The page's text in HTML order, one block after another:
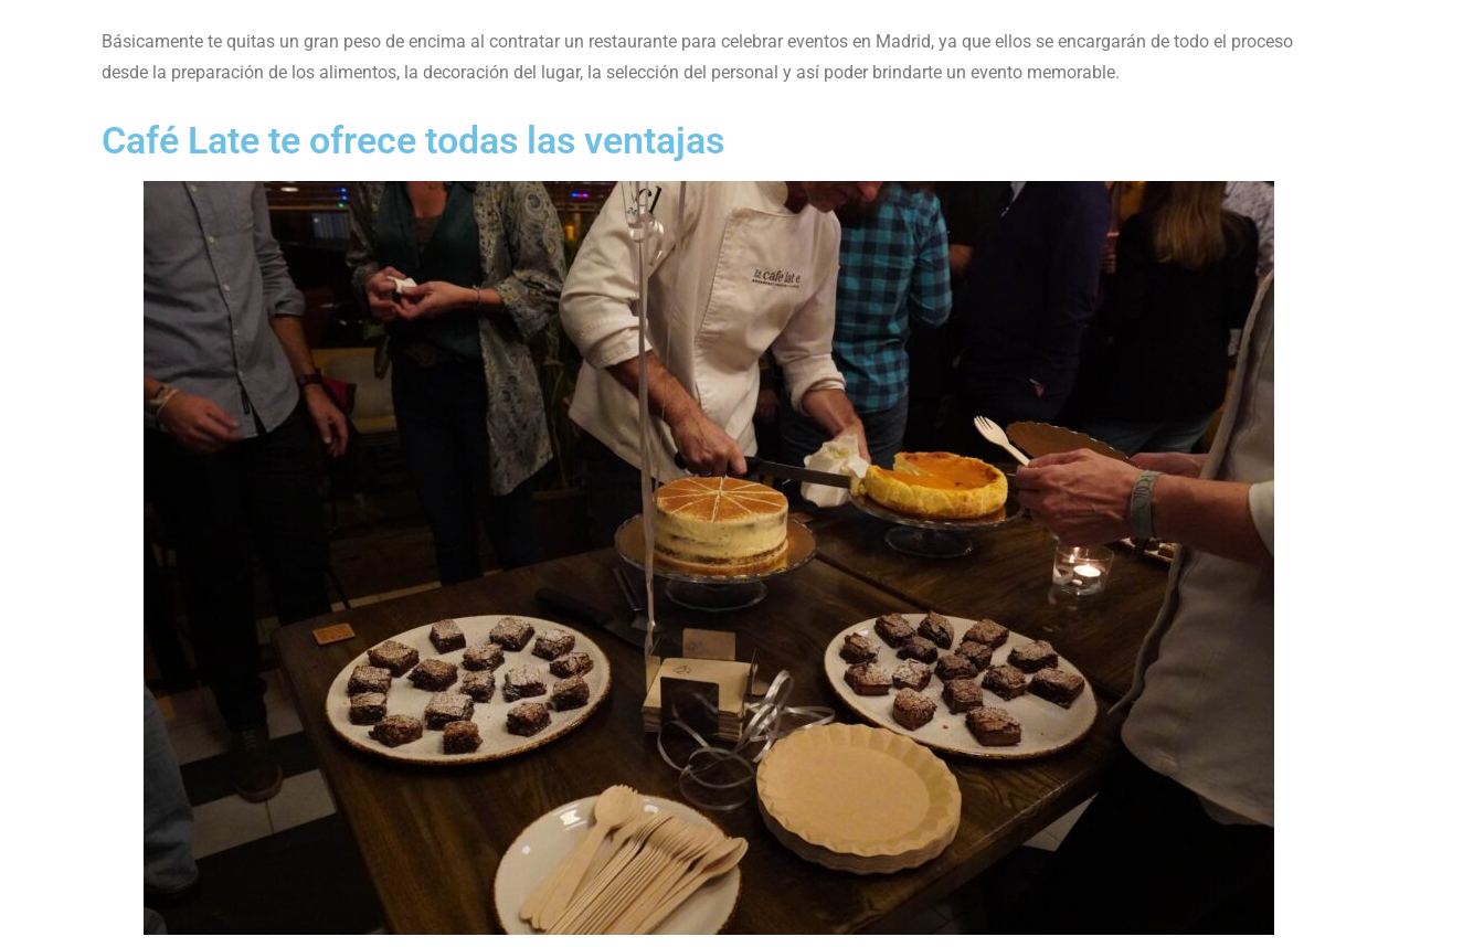
Básicamente te quitas un gran peso de encima al contratar un restaurante para celebrar eventos en Madrid, ya que ellos se encargarán de todo el proceso
desde la preparación de los alimentos, la decoración del lugar, la selección del personal y así poder brindarte un evento memorable.
Café Late te ofrece todas las ventajas